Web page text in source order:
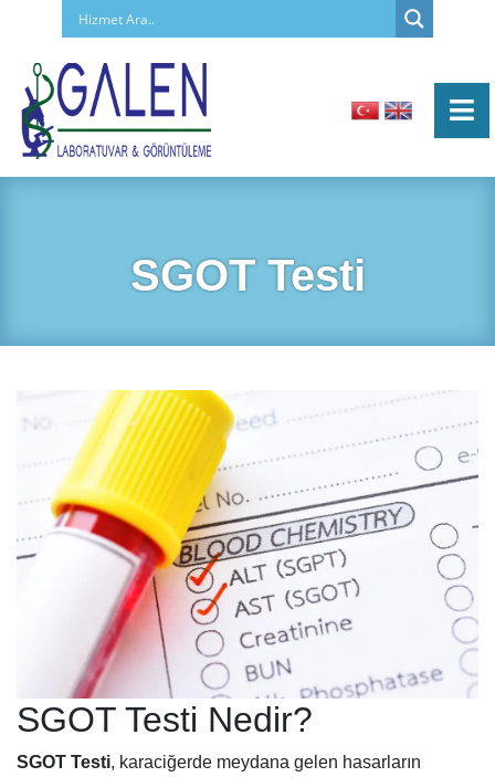
SGOT Testi
SGOT Testi Nedir?
SGOT Testi, karaciğerde meydana gelen hasarların